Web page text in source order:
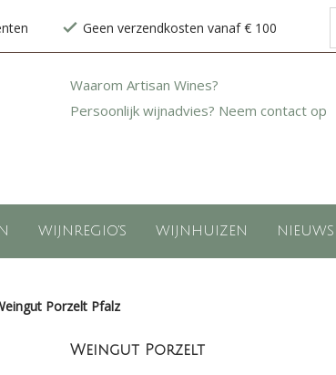
Geen verzendkosten vanaf € 100
Waarom Artisan Wines?
Persoonlijk wijnadvies? Neem contact op
WIJNREGIO'S WIJNHUIZEN NIEUWS
Porzelt Pfalz
Weingut Porzelt